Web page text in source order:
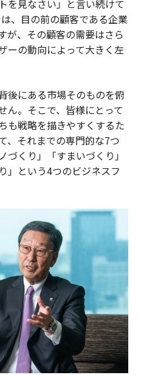
を見なさい」と言い続けて
、目の前の顧客である企業
が、その顧客の需要はさら
ーの動向によって大きく左
後にある市場そのものを俯
ん。そこで、皆様にとって
も戦略を描きやすくするた
、それまでの専門的な7つ
くり」「すまいづくり」
」という4つのビジネスフ